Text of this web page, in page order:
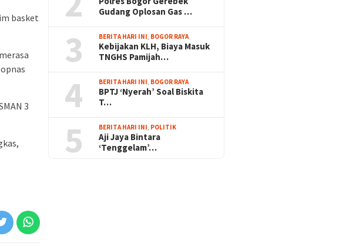
basket
3
Gudang Oplosan Gas …
3 BERITA HARI INI, BOGOR RAYA
Kebijakan KLH, Biaya Masuk
TNGHS Pamijah…
4 BERITA HARI INI, BOGOR RAYA
BPTJ ‘Nyerah’ Soal Biskita
T…
5 BERITA HARI INI, POLITIK
Aji Jaya Bintara
‘Tenggelam’…